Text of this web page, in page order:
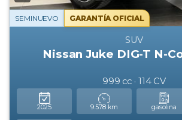
SEMINUEVO GARANTÍA OFICIAL
SUV
Nissan Juke DIG-T N-
999 cc · 114 CV
2025 9.578 km gasolina